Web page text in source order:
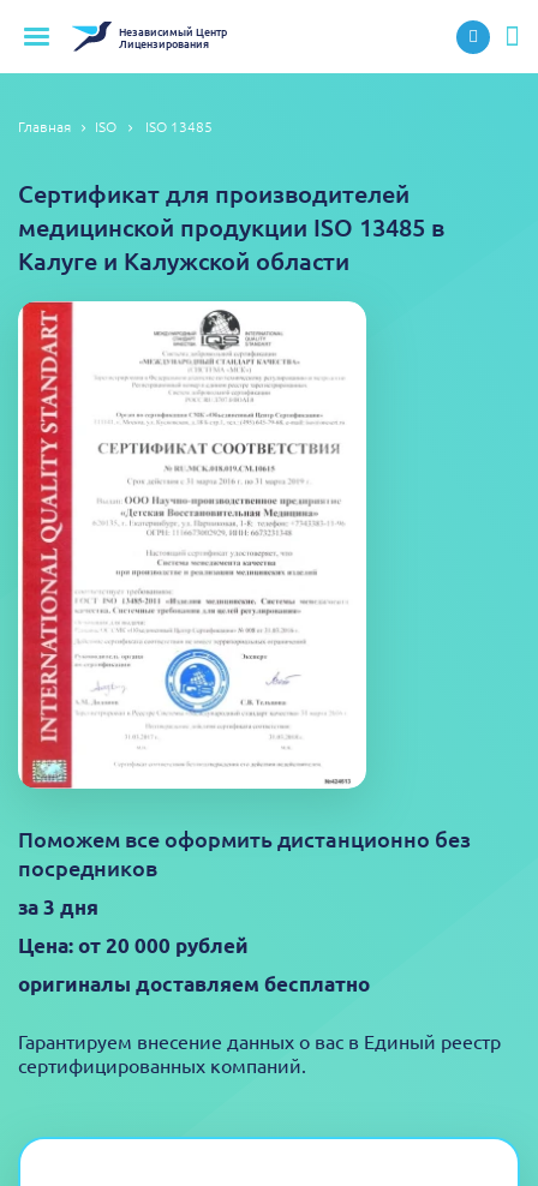
НезависимыйЦентр
Лицензирования
Главная ISO ISO 13485
Сертификат для производителей
медицинской продукции ISO 13485 в
Калуге и Калужской области
Поможем все оформить дистанционно без
посредников
за 3 дня
Цена: от 20 000 рублей
оригиналы доставляем бесплатно
Гарантируем внесение данных о вас в Единый реестр
сертифицированных компаний.